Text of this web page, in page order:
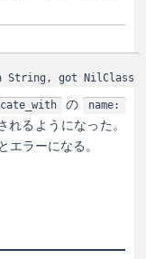
String, got NilClass
の name:
るようになった。
ラーになる。